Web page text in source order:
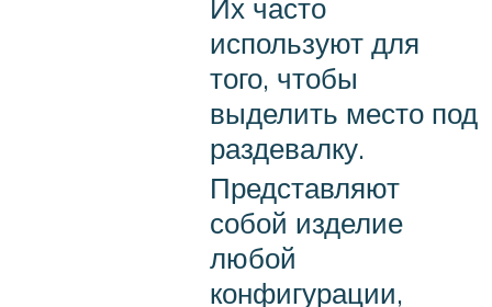
Их часто
используют для
того, чтобы
выделить место под
раздевалку.
Представляют
собой изделие
любой
конфигурации,